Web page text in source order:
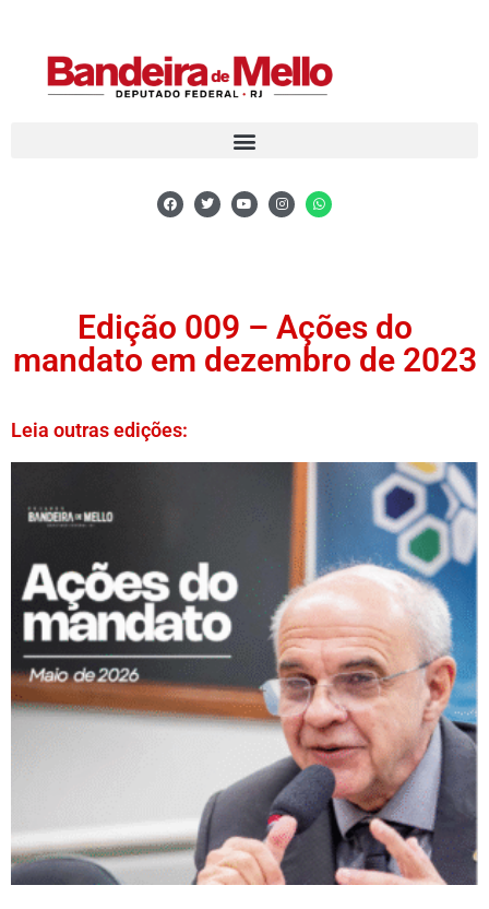
Edição 009 – Ações do
mandato em dezembro de 2023
Leia outras edições: